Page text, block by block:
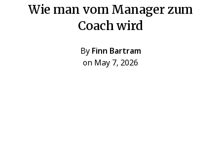
Wie man vom Manager zum
Coach wird
By Finn Bartram
on May 7, 2026